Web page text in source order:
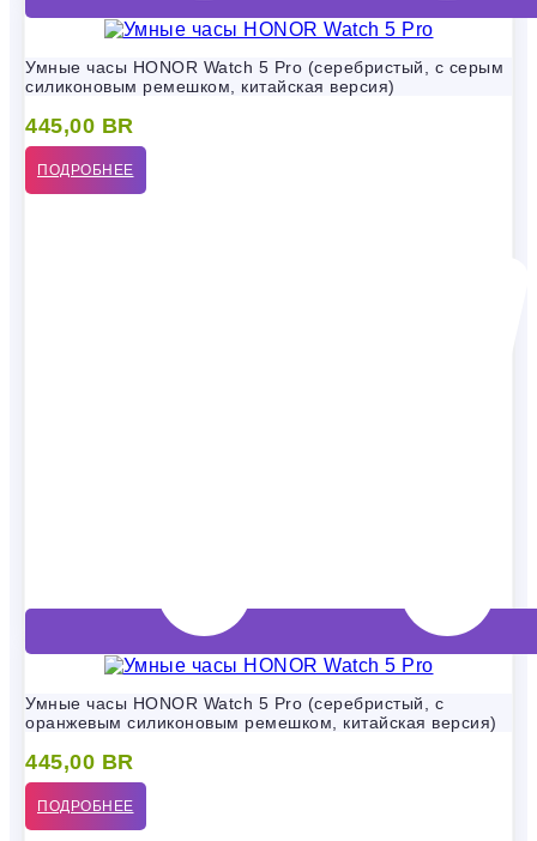
Умные часы HONOR Watch 5 Pro (серебристый, с серым
силиконовым ремешком, китайская версия)
445,00 BR
ПОДРОБНЕЕ
Умные часы HONOR Watch 5 Pro (серебристый, с
оранжевым силиконовым ремешком, китайская версия)
445,00 BR
ПОДРОБНЕЕ